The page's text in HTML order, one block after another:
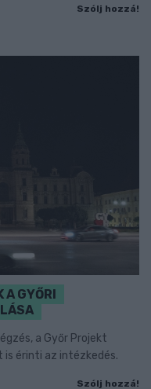
Szólj hozzá!
GYŐRI
a Győr Projekt
is érinti az intézkedés.
Szólj hozzá!